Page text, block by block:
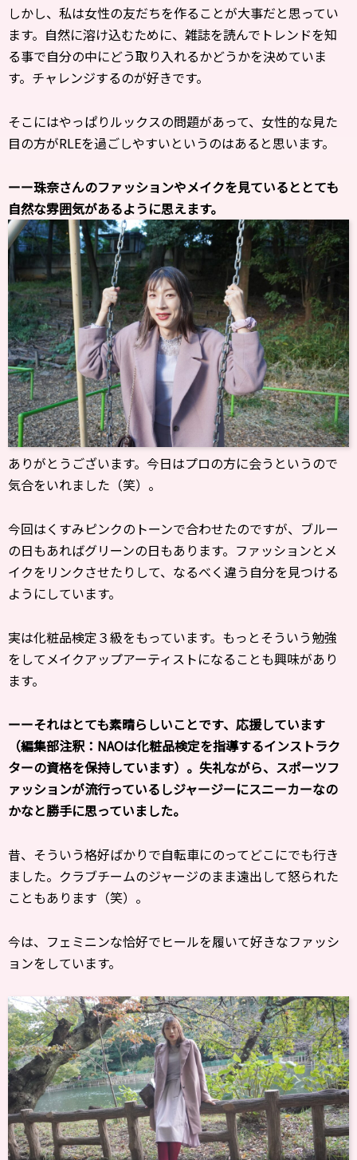
しかし、私は女性の友だちを作ることが大事だと思ってい
ます。自然に溶け込むために、雑誌を読んでトレンドを知
る事で自分の中にどう取り入れるかどうかを決めていま
す。チャレンジするのが好きです。
そこにはやっぱりルックスの問題があって、女性的な見た
目の方がRLEを過ごしやすいというのはあると思います。
ーー珠奈さんのファッションやメイクを見ているととても
自然な雰囲気があるように思えます。
ありがとうございます。今日はプロの方に会うというので
気合をいれました（笑）。
今回はくすみピンクのトーンで合わせたのですが、ブルー
の日もあればグリーンの日もあります。ファッションとメ
イクをリンクさせたりして、なるべく違う自分を見つける
ようにしています。
実は化粧品検定３級をもっています。もっとそういう勉強
をしてメイクアップアーティストになることも興味があり
ます。
ーーそれはとても素晴らしいことです、応援しています
（編集部注釈：NAOは化粧品検定を指導するインストラク
ターの資格を保持しています）。失礼ながら、スポーツフ
ァッションが流行っているしジャージーにスニーカーなの
かなと勝手に思っていました。
昔、そういう格好ばかりで自転車にのってどこにでも行き
ました。クラブチームのジャージのまま遠出して怒られた
こともあります（笑）。
今は、フェミニンな恰好でヒールを履いて好きなファッシ
ョンをしています。